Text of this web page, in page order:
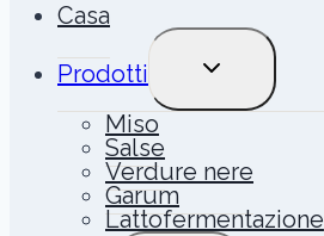
Casa
Prodotti
ALTERNA
MENU
Miso
Salse
Verdure nere
Garum
Lattofermentazione